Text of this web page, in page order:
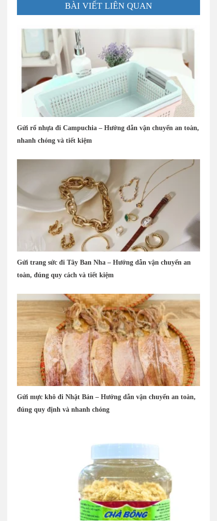
BÀI VIẾT LIÊN QUAN
Gửi rổ nhựa đi Campuchia – Hướng dẫn vận chuyển an toàn,
nhanh chóng và tiết kiệm
Gửi trang sức đi Tây Ban Nha – Hướng dẫn vận chuyển an
toàn, đúng quy cách và tiết kiệm
Gửi mực khô đi Nhật Bản – Hướng dẫn vận chuyển an toàn,
đúng quy định và nhanh chóng